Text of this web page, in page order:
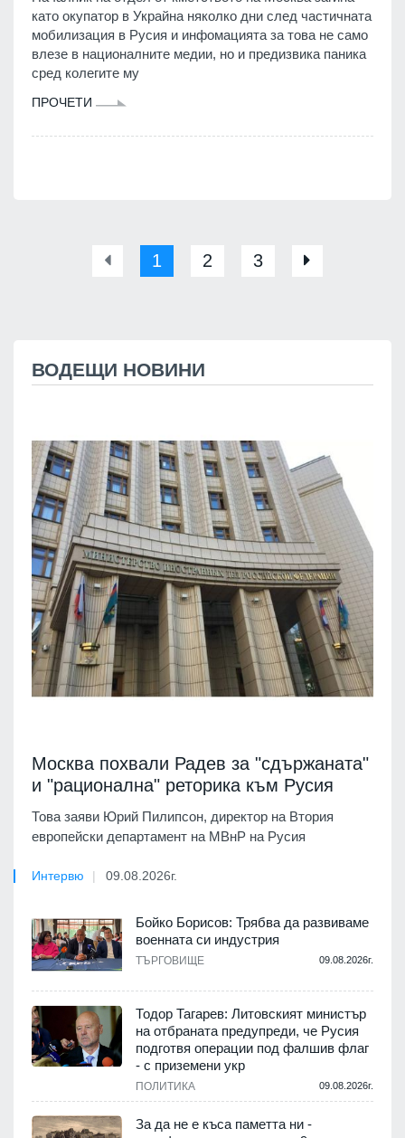
като окупатор в Украйна няколко дни след частичната
мобилизация в Русия и инфомацията за това не само
влезе в националните медии, но и предизвика паника
сред колегите му
ПРОЧЕТИ
1 2 3
ВОДЕЩИ НОВИНИ
Москва похвали Радев за "сдържаната"
и "рационална" реторика към Русия
Това заяви Юрий Пилипсон, директор на Втория
европейски департамент на МВнР на Русия
Интервю 09.08.2026г.
Бойко Борисов: Трябва да развиваме
военната си индустрия
ТЪРГОВИЩЕ 09.08.2026г.
Тодор Тагарев: Литовският министър
на отбраната предупреди, че Русия
подготвя операции под фалшив флаг
- с приземени укр
ПОЛИТИКА 09.08.2026г.
За да не е къса паметта ни -